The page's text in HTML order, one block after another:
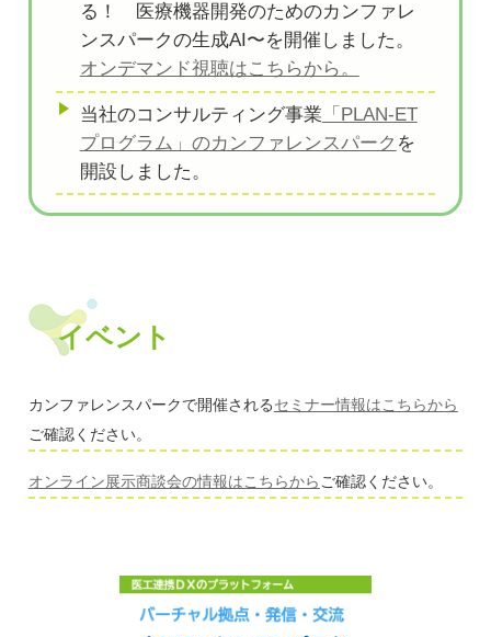
る！ 医療機器開発のためのカンファレ
ンスパークの生成AI〜を開催しました。
オンデマンド視聴はこちらから。
当社のコンサルティング事業 「PLAN-ET
プログラム」のカンファレンスパーク を
開設しました。
イベント
カンファレンスパークで開催されるセミナー情報はこちらから
ご確認ください。
オンライン展示商談会の情報はこちらから ご確認ください。